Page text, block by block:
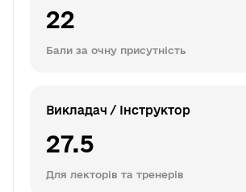
22
Бали за очну присутність
Викладач / Інструктор
27.5
Для лекторів та тренерів